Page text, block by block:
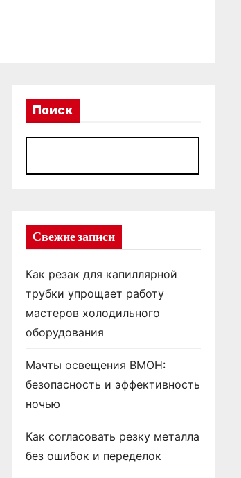
Поиск
Свежие записи
Как резак для капиллярной
трубки упрощает работу
мастеров холодильного
оборудования
Мачты освещения ВМОН:
безопасность и эффективность
ночью
Как согласовать резку металла
без ошибок и переделок